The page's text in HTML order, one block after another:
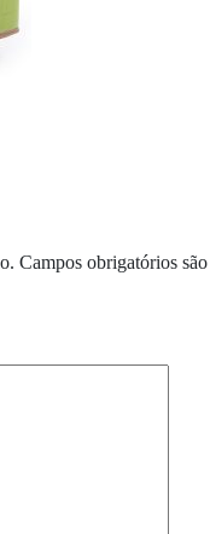
Campos obrigatórios são